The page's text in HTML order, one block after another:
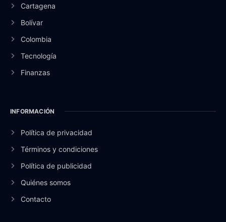
Cartagena
Bolívar
Colombia
Tecnología
Finanzas
INFORMACIÓN
Política de privacidad
Términos y condiciones
Política de publicidad
Quiénes somos
Contacto